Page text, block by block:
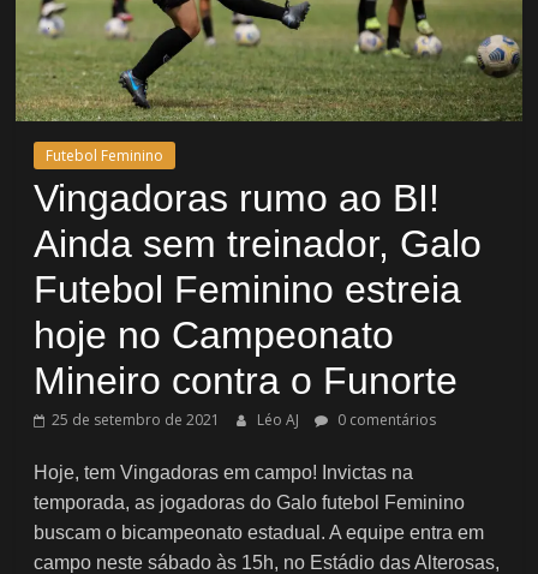
Futebol Feminino
Vingadoras rumo ao BI!
Ainda sem treinador, Galo
Futebol Feminino estreia
hoje no Campeonato
Mineiro contra o Funorte
25 de setembro de 2021 Léo AJ 0 comentários
Hoje, tem Vingadoras em campo! Invictas na
temporada, as jogadoras do Galo futebol Feminino
buscam o bicampeonato estadual. A equipe entra em
campo neste sábado às 15h, no Estádio das Alterosas,